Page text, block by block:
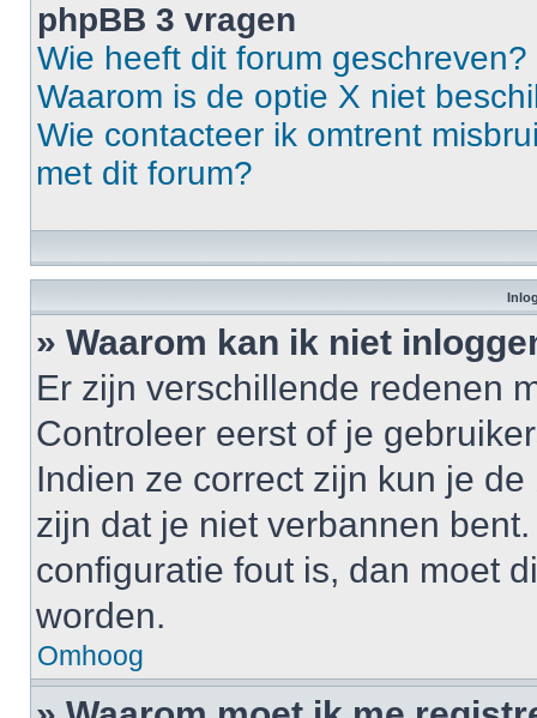
phpBB 3 vragen
Wie heeft dit forum geschreven?
Waarom is de optie X niet
Wie contacteer ik omtrent
met dit forum?
» Waarom kan ik niet
Er zijn verschillende redenen
Controleer eerst of je
Indien ze correct zijn kun je
zijn dat je niet verbannen
configuratie fout is, dan moet
worden.
Omhoog